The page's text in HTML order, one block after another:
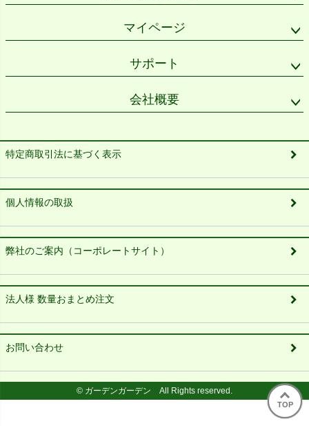
マイページ
サポート
会社概要
特定商取引法に基づく表示
個人情報の取扱
弊社のご案内（コーポレートサイト）
法人様 数量おまとめ注文
お問い合わせ
© ガーデンガーデン All Rights reserved.
TOP